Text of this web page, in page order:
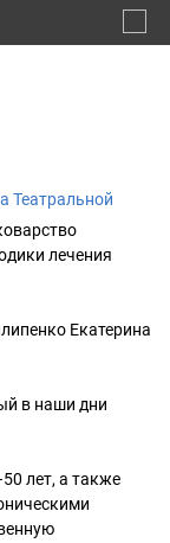
Театральной
лечения
Екатерина
в наши дни
лет, а также